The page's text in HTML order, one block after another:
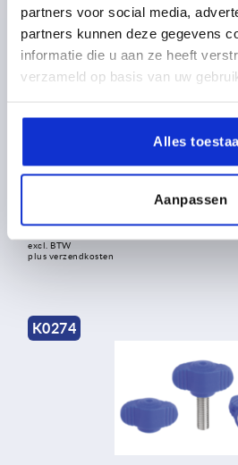
partners voor social media,
partners kunnen deze gegevens
informatie die u aan ze heeft
verzameld op basis van uw
Alles
Aanpassen
Vleugelgrepen "Miniwing"
detecteerbaar
excl. BTW
plus verzendkosten
K0274